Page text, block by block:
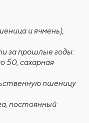
и ячмень),
за прошлые годы:
50, сахарная
пшеницу
постоянный